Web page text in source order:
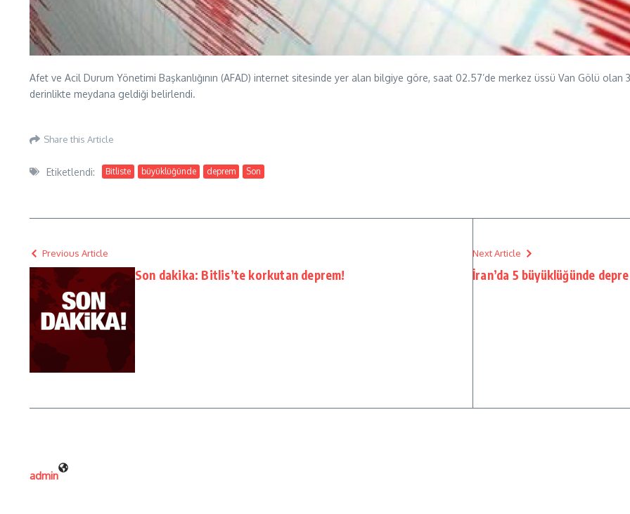
Afet ve Acil Durum Yönetimi Başkanlığının (AFAD) internet sitesinde yer alan bilgiye göre, saat 02.57’de merkez üssü Van Gölü
derinlikte meydana geldiği belirlendi.
Share this Article
Etiketlendi: Bitliste büyüklüğünde deprem Son
Previous Article
Son dakika: Bitlis’te korkutan deprem!
Next Article
İran’da 5 büyüklüğünde
admin